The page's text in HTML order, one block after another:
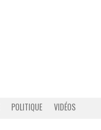
POLITIQUE VIDÉOS